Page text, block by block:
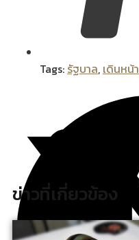
Tags: รัฐบาล, เดินหน้า
ข่าวที่เกี่ยวข้อง